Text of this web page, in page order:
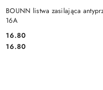
BOUNN listwa zasilająca
16A
Cena:
16.80
Cena:
16.80